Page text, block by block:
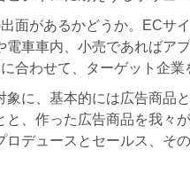
面があるかどうか。ECサ
電車車内、小売であればア
合わせて、ターゲット企業
象に、基本的には広告商品
と、作った広告商品を我々
ロデュースとセールス、そ